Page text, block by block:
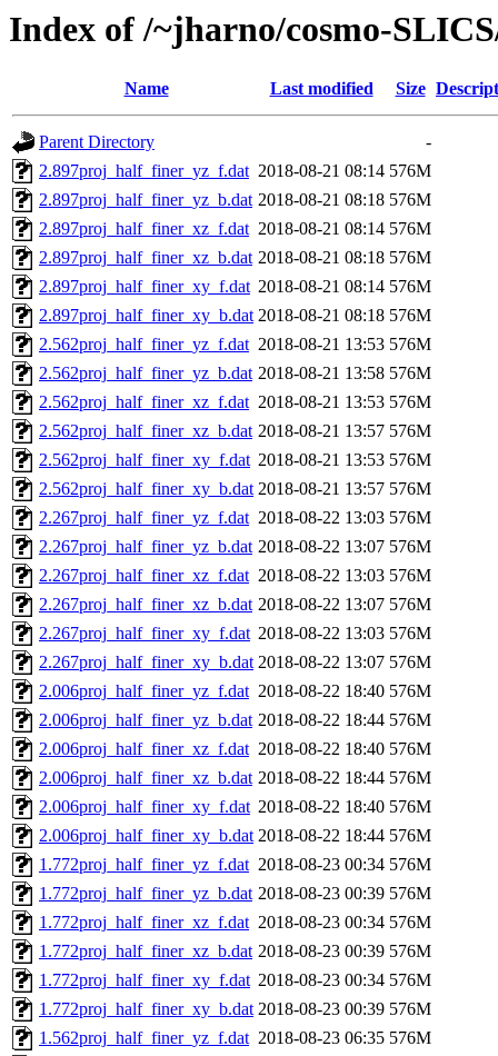
Index of /~jharno/cosmo-
Name Last modified Size
Parent Directory
-
2.897proj_half_finer_yz_f.dat 2018-08-21 08:14 576M
2.897proj_half_finer_yz_b.dat 2018-08-21 08:18 576M
2.897proj_half_finer_xz_f.dat 2018-08-21 08:14 576M
2.897proj_half_finer_xz_b.dat 2018-08-21 08:18 576M
2.897proj_half_finer_xy_f.dat 2018-08-21 08:14 576M
2.897proj_half_finer_xy_b.dat 2018-08-21 08:18 576M
2.562proj_half_finer_yz_f.dat 2018-08-21 13:53 576M
2.562proj_half_finer_yz_b.dat 2018-08-21 13:58 576M
2.562proj_half_finer_xz_f.dat 2018-08-21 13:53 576M
2.562proj_half_finer_xz_b.dat 2018-08-21 13:57 576M
2.562proj_half_finer_xy_f.dat 2018-08-21 13:53 576M
2.562proj_half_finer_xy_b.dat 2018-08-21 13:57 576M
2.267proj_half_finer_yz_f.dat 2018-08-22 13:03 576M
2.267proj_half_finer_yz_b.dat 2018-08-22 13:07 576M
2.267proj_half_finer_xz_f.dat 2018-08-22 13:03 576M
2.267proj_half_finer_xz_b.dat 2018-08-22 13:07 576M
2.267proj_half_finer_xy_f.dat 2018-08-22 13:03 576M
2.267proj_half_finer_xy_b.dat 2018-08-22 13:07 576M
2.006proj_half_finer_yz_f.dat 2018-08-22 18:40 576M
2.006proj_half_finer_yz_b.dat 2018-08-22 18:44 576M
2.006proj_half_finer_xz_f.dat 2018-08-22 18:40 576M
2.006proj_half_finer_xz_b.dat 2018-08-22 18:44 576M
2.006proj_half_finer_xy_f.dat 2018-08-22 18:40 576M
2.006proj_half_finer_xy_b.dat 2018-08-22 18:44 576M
1.772proj_half_finer_yz_f.dat 2018-08-23 00:34 576M
1.772proj_half_finer_yz_b.dat 2018-08-23 00:39 576M
1.772proj_half_finer_xz_f.dat 2018-08-23 00:34 576M
1.772proj_half_finer_xz_b.dat 2018-08-23 00:39 576M
1.772proj_half_finer_xy_f.dat 2018-08-23 00:34 576M
1.772proj_half_finer_xy_b.dat 2018-08-23 00:39 576M
1.562proj_half_finer_yz_f.dat 2018-08-23 06:35 576M